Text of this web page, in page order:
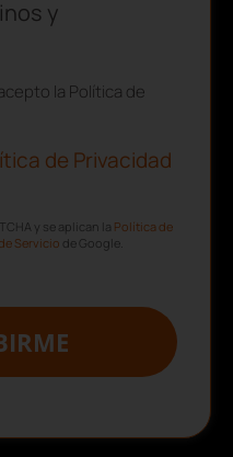
y
la Política de
de Privacidad
y se aplican la Política de
Servicio de Google.